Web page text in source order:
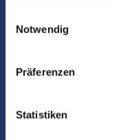
Notwendig
Präferenzen
Statistiken
Mechanisch
Abmessungen